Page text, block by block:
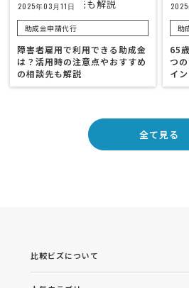
2025年03月11日
助成金申請代行
障害者雇用で利用できる助成金
は？活用時の注意点やおすすめ
の相談先も解説
助
65
つ
イ
全て見る
比較ビズについて